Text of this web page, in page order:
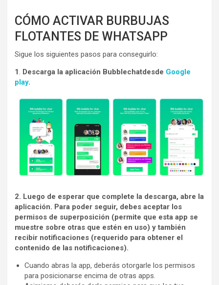
CÓMO ACTIVAR BURBUJAS
FLOTANTES DE WHATSAPP
Sigue los siguientes pasos para conseguirlo:
1. Descarga la aplicación Bubblechatdesde Google
play.
2. Luego de esperar que complete la descarga, abre la
aplicación. Para poder seguir, debes aceptar los
permisos de superposición (permite que esta app se
muestre sobre otras que estén en uso) y también
recibir notificaciones (requerido para obtener el
contenido de las notificaciones).
Cuando abras la app, deberás otorgarle los permisos
para posicionarse encima de otras apps.